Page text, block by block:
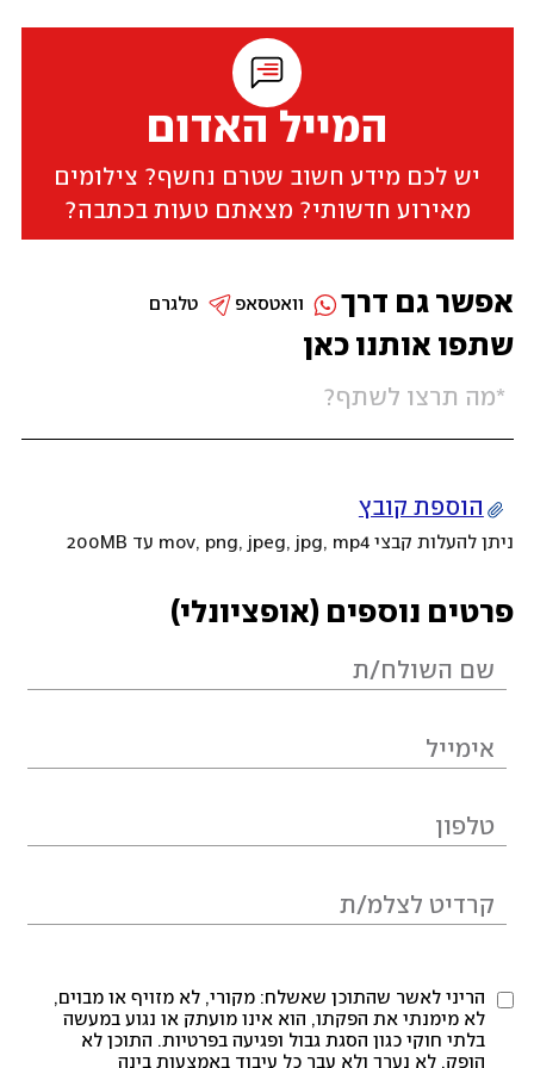
המייל האדום
יש לכם מידע חשוב שטרם נחשף? צילומים
מאירוע חדשותי? מצאתם טעות בכתבה?
שתפו אותנו כאן
הוספת קובץ
ניתן להעלות קבצי mov, png, jpeg, jpg, mp4 עד 200MB
פרטים נוספים (אופציונלי)
הריני לאשר שהתוכן שאשלח: מקורי, לא מזויף או מבוים,
לא מימנתי את הפקתו, הוא אינו מועתק או נגוע במעשה
בלתי חוקי כגון הסגת גבול ופגיעה בפרטיות. התוכן לא
הופק, לא נערך ולא עבר כל עיבוד באמצעות בינה
אפשר גם דרך טלגרם וואטסאפ